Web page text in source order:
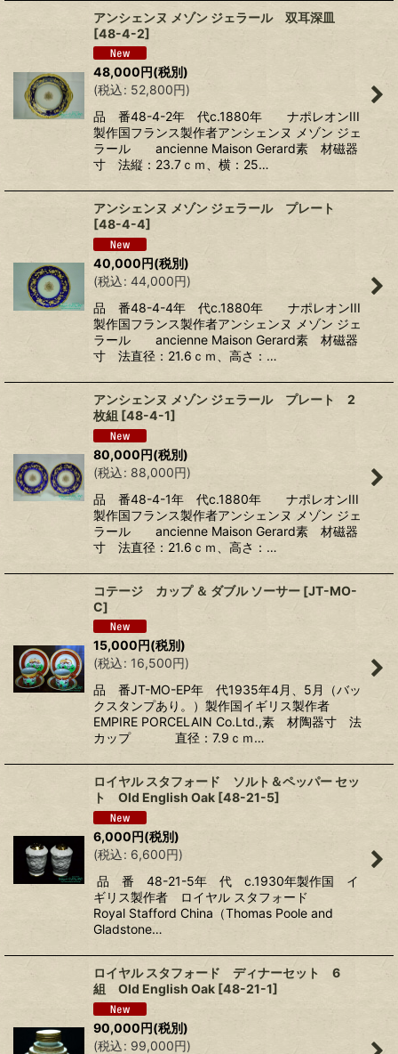
アンシェンヌ メゾン ジェラール 双耳深皿
[48-4-2]
48,000円(税別)
(税込: 52,800円)
品 番48-4-2年 代c.1880年 ナポレオンIII
製作国フランス製作者アンシェンヌ メゾン ジェ
ラール ancienne Maison Gerard素 材磁器
寸 法縦：23.7ｃｍ、横：25…
アンシェンヌ メゾン ジェラール プレート
[48-4-4]
40,000円(税別)
(税込: 44,000円)
品 番48-4-4年 代c.1880年 ナポレオンIII
製作国フランス製作者アンシェンヌ メゾン ジェ
ラール ancienne Maison Gerard素 材磁器
寸 法直径：21.6ｃｍ、高さ：…
アンシェンヌ メゾン ジェラール プレート 2
枚組 [48-4-1]
80,000円(税別)
(税込: 88,000円)
品 番48-4-1年 代c.1880年 ナポレオンIII
製作国フランス製作者アンシェンヌ メゾン ジェ
ラール ancienne Maison Gerard素 材磁器
寸 法直径：21.6ｃｍ、高さ：…
コテージ カップ ＆ ダブル ソーサー [JT-MO-
C]
15,000円(税別)
(税込: 16,500円)
品 番JT-MO-EP年 代1935年4月、5月（バッ
クスタンプあり。）製作国イギリス製作者
EMPIRE PORCELAIN Co.Ltd.,素 材陶器寸 法
カップ 直径：7.9ｃｍ…
ロイヤル スタフォード ソルト＆ペッパー セッ
ト Old English Oak [48-21-5]
6,000円(税別)
(税込: 6,600円)
品 番 48-21-5年 代 c.1930年製作国 イ
ギリス製作者 ロイヤル スタフォード
Royal Stafford China（Thomas Poole and
Gladstone…
ロイヤル スタフォード ディナーセット 6
組 Old English Oak [48-21-1]
90,000円(税別)
(税込: 99,000円)